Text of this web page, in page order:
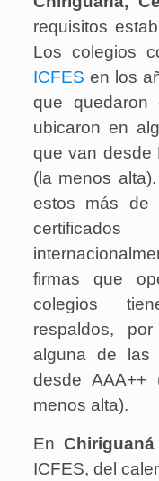
requisitos
Los colegios
ICFES en los
que
ubicaron en
que van desde
(la menos
estos más de
firmas que
colegios
respaldos,
alguna de las
desde
menos alta).
En Chiriguaná
ICFES, del